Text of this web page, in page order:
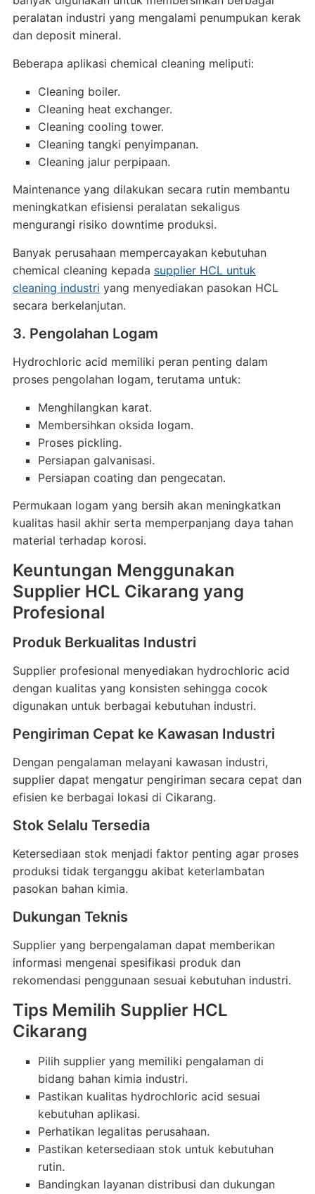
peralatan industri yang mengalami penumpukan kerak
dan deposit mineral.
Beberapa aplikasi chemical cleaning meliputi:
Cleaning boiler.
Cleaning heat exchanger.
Cleaning cooling tower.
Cleaning tangki penyimpanan.
Cleaning jalur perpipaan.
Maintenance yang dilakukan secara rutin membantu
meningkatkan efisiensi peralatan sekaligus
mengurangi risiko downtime produksi.
Banyak perusahaan mempercayakan kebutuhan
chemical cleaning kepada supplier HCL untuk
cleaning industri yang menyediakan pasokan HCL
secara berkelanjutan.
3. Pengolahan Logam
Hydrochloric acid memiliki peran penting dalam
proses pengolahan logam, terutama untuk:
Menghilangkan karat.
Membersihkan oksida logam.
Proses pickling.
Persiapan galvanisasi.
Persiapan coating dan pengecatan.
Permukaan logam yang bersih akan meningkatkan
kualitas hasil akhir serta memperpanjang daya tahan
material terhadap korosi.
Keuntungan Menggunakan
Supplier HCL Cikarang yang
Profesional
Produk Berkualitas Industri
Supplier profesional menyediakan hydrochloric acid
dengan kualitas yang konsisten sehingga cocok
digunakan untuk berbagai kebutuhan industri.
Pengiriman Cepat ke Kawasan Industri
Dengan pengalaman melayani kawasan industri,
supplier dapat mengatur pengiriman secara cepat dan
efisien ke berbagai lokasi di Cikarang.
Stok Selalu Tersedia
Ketersediaan stok menjadi faktor penting agar proses
produksi tidak terganggu akibat keterlambatan
pasokan bahan kimia.
Dukungan Teknis
Supplier yang berpengalaman dapat memberikan
informasi mengenai spesifikasi produk dan
rekomendasi penggunaan sesuai kebutuhan industri.
Tips Memilih Supplier HCL
Cikarang
Pilih supplier yang memiliki pengalaman di
bidang bahan kimia industri.
Pastikan kualitas hydrochloric acid sesuai
kebutuhan aplikasi.
Perhatikan legalitas perusahaan.
Pastikan ketersediaan stok untuk kebutuhan
rutin.
Bandingkan layanan distribusi dan dukungan